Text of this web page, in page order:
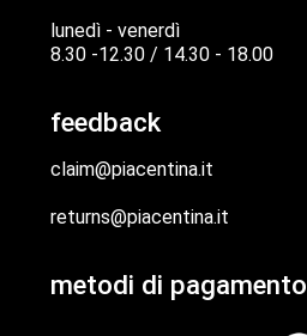
lunedì - venerdì
8.30 -12.30 / 14.30 - 18.00
feedback
claim@piacentina.it
returns@piacentina.it
metodi di pagamento